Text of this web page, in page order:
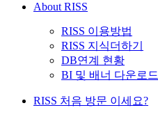
About RISS
RISS 이용방법
RISS 지식더하기
DB연계 현황
BI 및 배너 다운로드
RISS 처음 방문 이세요?